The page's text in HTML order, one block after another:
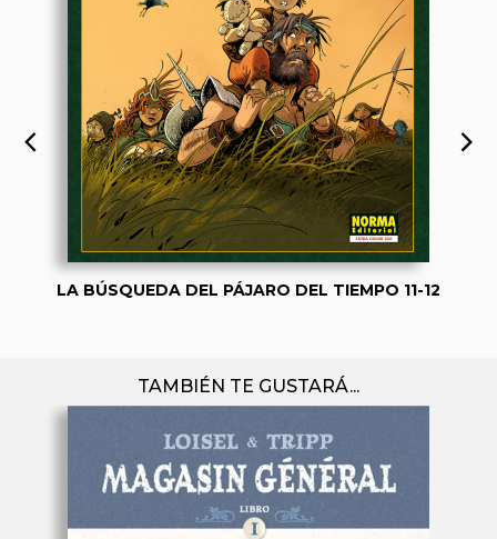
LA BÚSQUEDA DEL PÁJARO DEL TIEMPO 11-12
TAMBIÉN TE GUSTARÁ...